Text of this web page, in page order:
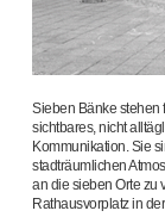
Sieben Bänke stehen
sichtbares, nicht
Kommunikation. Sie
stadträumlichen
an die sieben Orte zu
Rathausvorplatz in